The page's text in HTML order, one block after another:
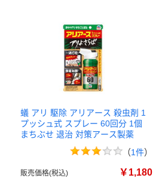
蟻 アリ 駆除 アリアース 殺虫剤 1
プッシュ式 スプレー 60回分 1個
まちぶせ 退治 対策アース製薬
（1件）
販売価格(税込) ￥1,180